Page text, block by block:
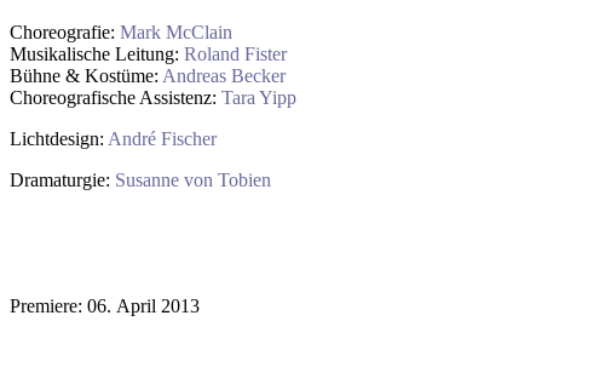
Choreografie: Mark McClain
Musikalische Leitung: Roland Fister
Bühne & Kostüme: Andreas Becker
Choreografische Assistenz: Tara Yipp
Lichtdesign: André Fischer
Dramaturgie: Susanne von Tobien
Premiere: 06. April 2013